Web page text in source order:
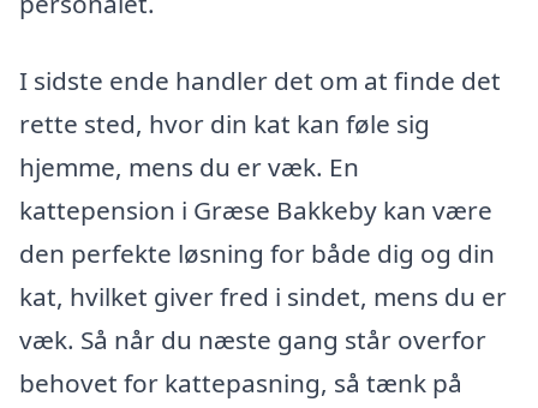
I sidste ende handler det om at finde det
rette sted, hvor din kat kan føle sig
hjemme, mens du er væk. En
kattepension i Græse Bakkeby kan være
den perfekte løsning for både dig og din
kat, hvilket giver fred i sindet, mens du er
væk. Så når du næste gang står overfor
behovet for kattepasning, så tænk på